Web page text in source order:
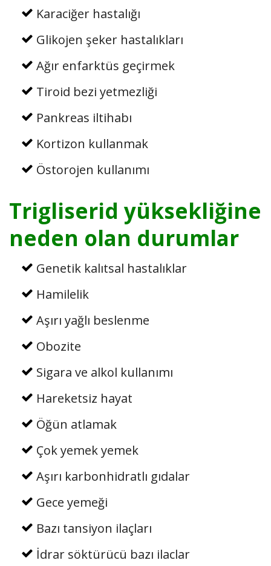
Karaciğer hastalığı
Glikojen şeker hastalıkları
Ağır enfarktüs geçirmek
Tiroid bezi yetmezliği
Pankreas iltihabı
Kortizon kullanmak
Östorojen kullanımı
Trigliserid yüksekliğine
neden olan durumlar
Genetik kalıtsal hastalıklar
Hamilelik
Aşırı yağlı beslenme
Obozite
Sigara ve alkol kullanımı
Hareketsiz hayat
Öğün atlamak
Çok yemek yemek
Aşırı karbonhidratlı gıdalar
Gece yemeği
Bazı tansiyon ilaçları
İdrar söktürücü bazı ilaclar